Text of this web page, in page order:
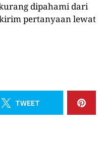
dipahami dari
pertanyaan lewat
TWEET